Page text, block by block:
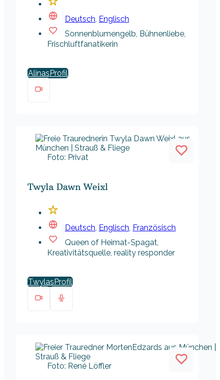
Deutsch, Englisch
Sonnenblumengelb, Bühnenliebe,
Frischluftfanatikerin
Alinas
Foto: Privat
Twyla Dawn Weixl
Deutsch, Englisch, Französisch
Queen of Heimat-Spagat,
Kreativitätsquelle, reality responder
Twylas
Foto: René Löffler